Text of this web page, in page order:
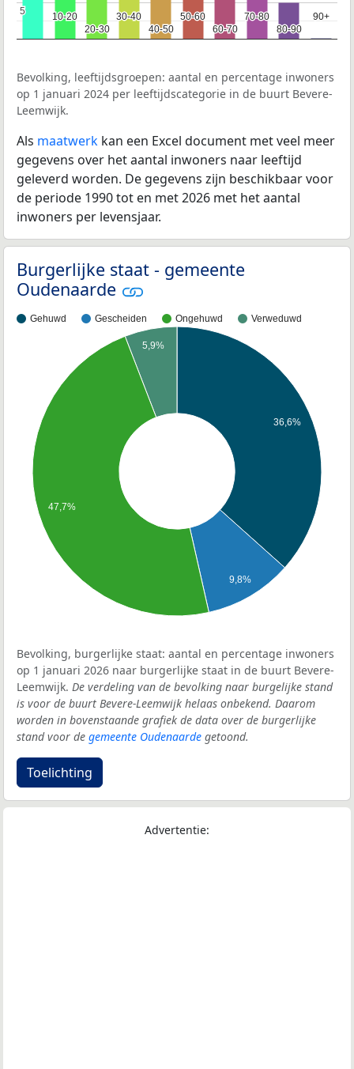
10-20
10-20
20-30
20-30
30-40
30-40
40-50
40-50
50-60
50-60
60-70
60-70
70-80
70-80
80-90
80-90
90+
90+
5
5
Bevolking, leeftijdsgroepen: aantal en percentage inwoners
op 1 januari 2024 per leeftijdscategorie in de buurt Bevere-
Leemwijk.
Als maatwerk kan een Excel document met veel meer
gegevens over het aantal inwoners naar leeftijd
geleverd worden. De gegevens zijn beschikbaar voor
de periode 1990 tot en met 2026 met het aantal
inwoners per levensjaar.
Burgerlijke staat - gemeente
Oudenaarde
Gehuwd Gescheiden Ongehuwd Verweduwd
36,6%
9,8%
5,9%
47,7%
Bevolking, burgerlijke staat: aantal en percentage inwoners
op 1 januari 2026 naar burgerlijke staat in de buurt Bevere-
Leemwijk. De verdeling van de bevolking naar burgelijke stand
is voor de buurt Bevere-Leemwijk helaas onbekend. Daarom
worden in bovenstaande grafiek de data over de burgerlijke
stand voor de gemeente Oudenaarde getoond.
Toelichting
Advertentie: